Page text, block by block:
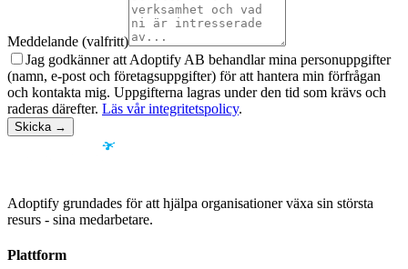
Meddelande (valfritt)
Jag godkänner att Adoptify AB behandlar mina personuppgifter
(namn, e-post och företagsuppgifter) för att hantera min förfrågan
och kontakta mig. Uppgifterna lagras under den tid som krävs och
raderas därefter. Läs vår integritetspolicy.
Skicka →
Adoptify grundades för att hjälpa organisationer växa sin största
resurs - sina medarbetare.
Plattform